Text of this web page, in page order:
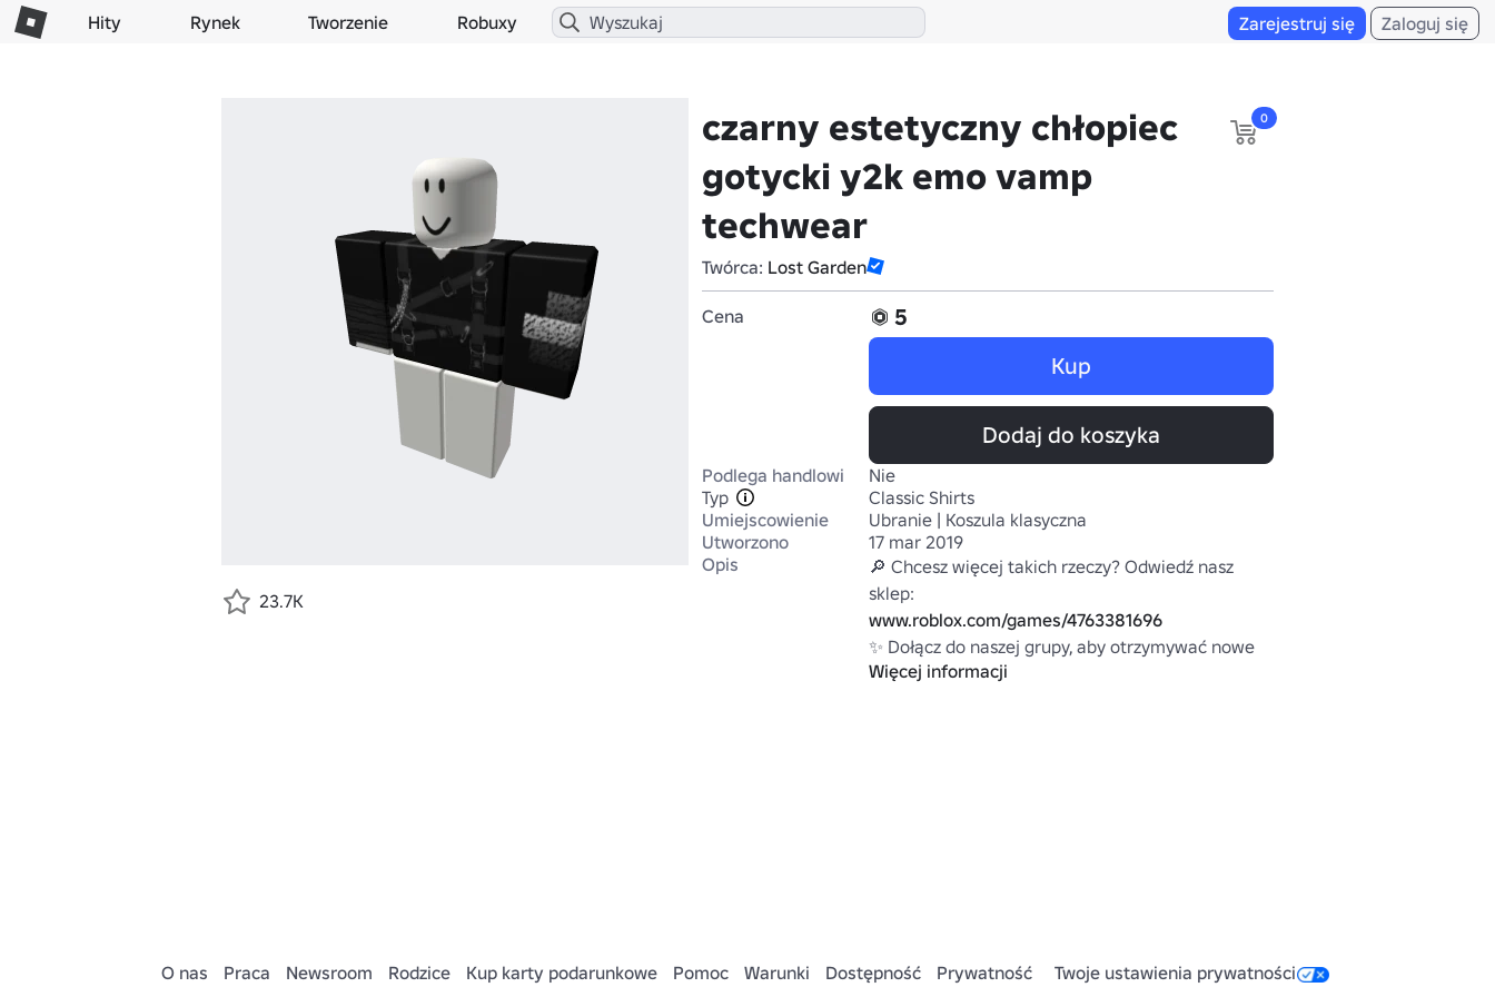
Hity Rynek Tworzenie Robuxy Zarejestruj się Zaloguj się
czarny estetyczny chłopiec
gotycki y2k emo vamp
techwear
Twórca: Lost Garden
0
Cena
5
Kup
Dodaj do koszyka
Podlega handlowi
Nie
Typ
Classic Shirts
Umiejscowienie
Ubranie | Koszula klasyczna
Utworzono
17 mar 2019
Opis
🔎 Chcesz więcej takich rzeczy? Odwiedź nasz
www.roblox.com/games/4763381696
✨ Dołącz do naszej grupy, aby otrzymywać nowe
Więcej informacji
23.7K
O nas Praca Newsroom Rodzice Kup karty podarunkowe Pomoc Warunki Dostępność Prywatność Twoje ustawienia prywatności